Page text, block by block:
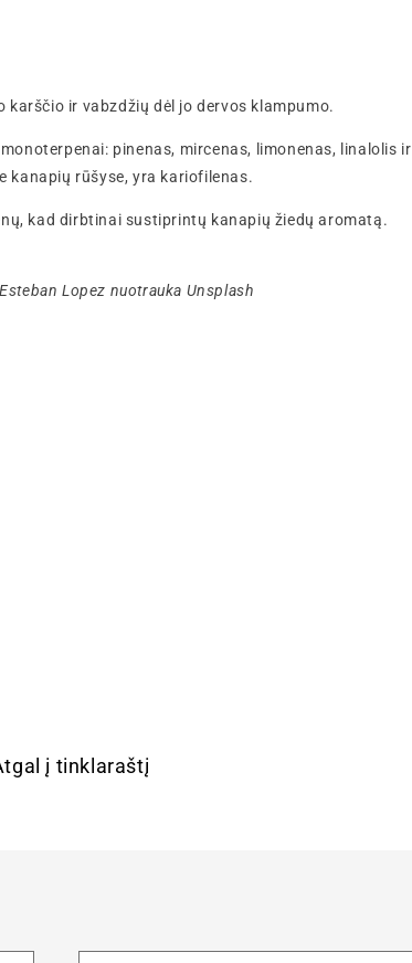
ir vabzdžių dėl jo dervos klampumo.
pinenas, mircenas, limonenas, linalolis ir
kanapių rūšyse, yra kariofilenas.
kad dirbtinai sustiprintų kanapių žiedų aromatą.
Lopez nuotrauka Unsplash
į tinklaraštį